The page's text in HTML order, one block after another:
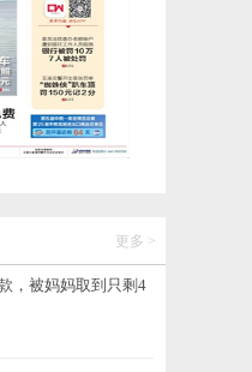
更多 >
，被妈妈取到只剩4
新线索